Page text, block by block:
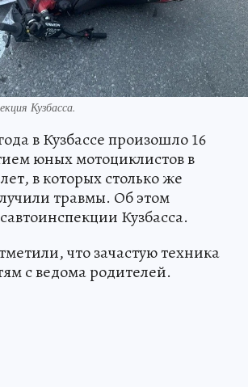
Кузбасса.
в Кузбассе произошло 16
юных мотоциклистов в
в которых столько же
травмы. Об этом
Кузбасса.
что зачастую техника
с ведома родителей.